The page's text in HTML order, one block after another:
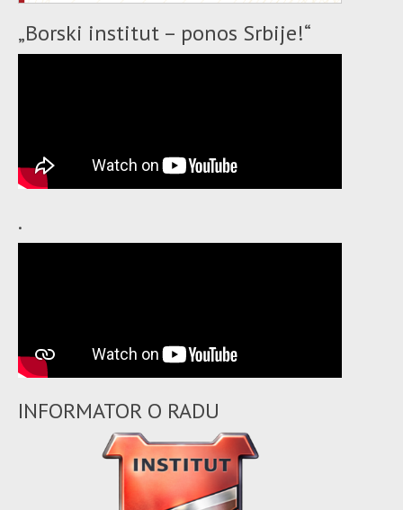
„Borski institut – ponos Srbije!“
.
INFORMATOR O RADU